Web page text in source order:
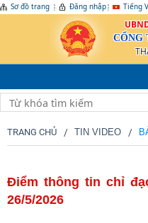
Sơ đồ trang Đăng nhập Tiếng
CỔNG
TRANG CHỦ TIN VIDEO
Điểm thông tin chỉ
26/5/2026